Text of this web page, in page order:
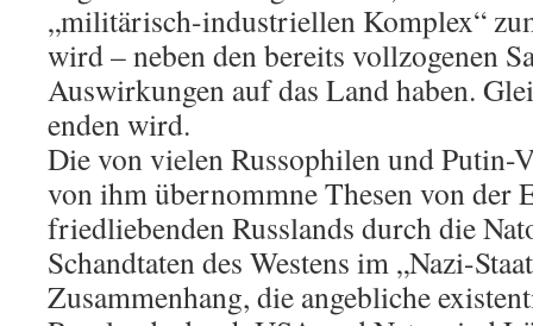
„militärisch-industriellen Komplex“
wird – neben den bereits vollzogenen
Auswirkungen auf das Land haben.
enden wird.
Die von vielen Russophilen und Putin-
von ihm übernommne Thesen von der
friedliebenden Russlands durch die
Schandtaten des Westens im „Nazi-
Zusammenhang, die angebliche